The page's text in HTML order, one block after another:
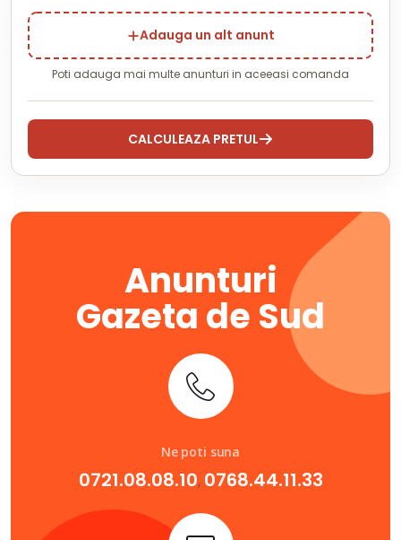
Anunturi
Gazeta de Sud
Ne poti suna
0721.08.08.10, 0768.44.11.33
Adauga un alt anunt
Poti adauga mai multe anunturi in aceeasi comanda
CALCULEAZA PRETUL